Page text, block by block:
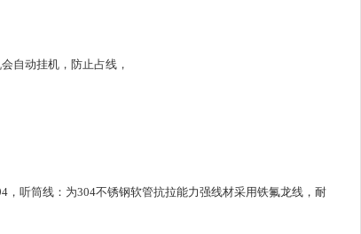
自动挂机，防止占线，
听筒线：为304不锈钢软管抗拉能力强线材采用铁氟龙线，耐